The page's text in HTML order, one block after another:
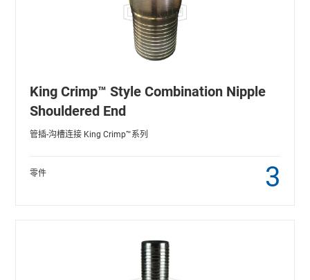
King Crimp™ Style Combination Nipple
Shouldered End
管插-沟槽连接 King Crimp™系列
零件 3